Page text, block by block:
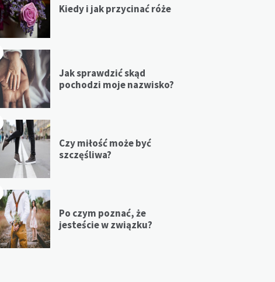
Kiedy i jak przycinać róże
Jak sprawdzić skąd
pochodzi moje nazwisko?
Czy miłość może być
szczęśliwa?
Po czym poznać, że
jesteście w związku?